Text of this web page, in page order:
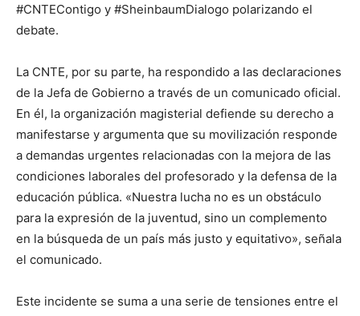
#CNTEContigo y #SheinbaumDialogo polarizando el
debate.
La CNTE, por su parte, ha respondido a las declaraciones
de la Jefa de Gobierno a través de un comunicado oficial.
En él, la organización magisterial defiende su derecho a
manifestarse y argumenta que su movilización responde
a demandas urgentes relacionadas con la mejora de las
condiciones laborales del profesorado y la defensa de la
educación pública. «Nuestra lucha no es un obstáculo
para la expresión de la juventud, sino un complemento
en la búsqueda de un país más justo y equitativo», señala
el comunicado.
Este incidente se suma a una serie de tensiones entre el